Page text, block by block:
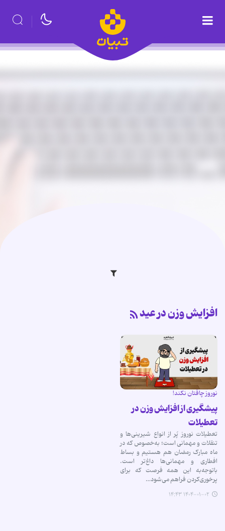
افزایش وزن در عید
نوروز چاقتان نکند!
پیشگیری از افزایش وزن در
تعطیلات
تعطیلات نوروز پُر از انواع شیرینی‌ها و
تنقلات و مهمانی است؛ به‌خصوص که در
ماه مبارک رمضان هم هستیم و بساط
افطاری و مهمانی‌ها داغ‌تر است.
باتوجه‌به این همه فرصت که برای
پرخوری‌کردن فراهم می‌شود…
۱۴۰۴-۰۱-۰۲ ۱۴:۴۳